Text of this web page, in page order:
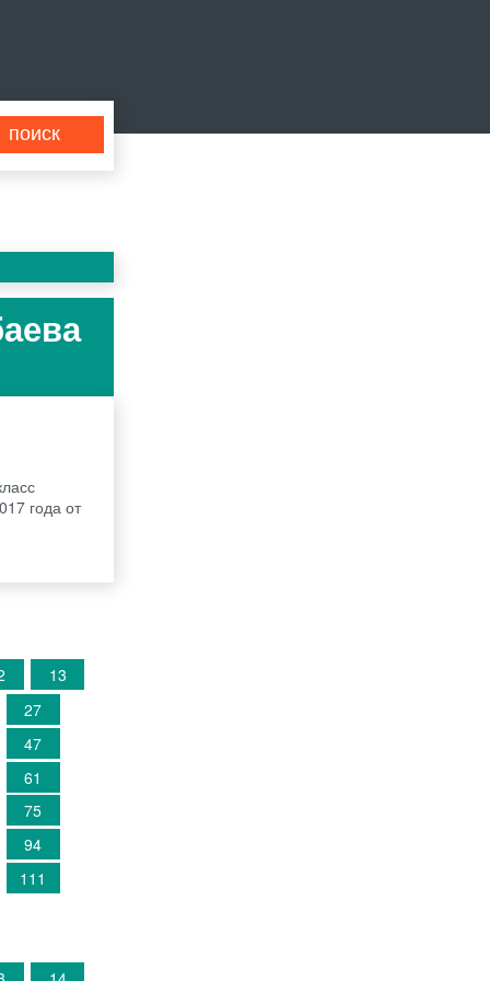
года от
13
27
47
61
75
94
111